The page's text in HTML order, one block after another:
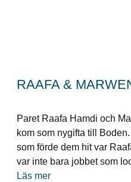
RAAFA &
Paret Raafa Hamdi och
kom som nygifta till
som förde dem hit var
var inte bara jobbet som
Läs mer